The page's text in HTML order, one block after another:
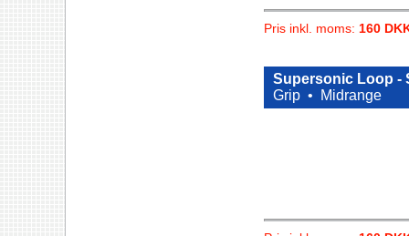
Pris inkl. moms: 160
Supersonic Loop -
Grip •
Midrange